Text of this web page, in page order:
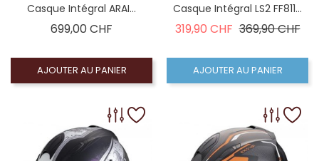
Casque Intégral ARAI...
699,00 CHF
AJOUTER AU PANIER
Casque Intégral LS2 FF811...
319,90 CHF Prix de base
369,90 CHFPrix
AJOUTER AU PANIER